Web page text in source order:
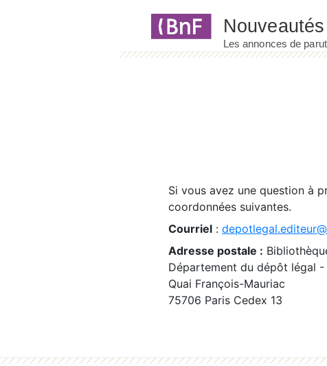
Si vous avez une question à
coordonnées suivantes.
Courriel :
Adresse postale :
Département du dépôt légal
Quai François-Mauriac
75706 Paris Cedex 13